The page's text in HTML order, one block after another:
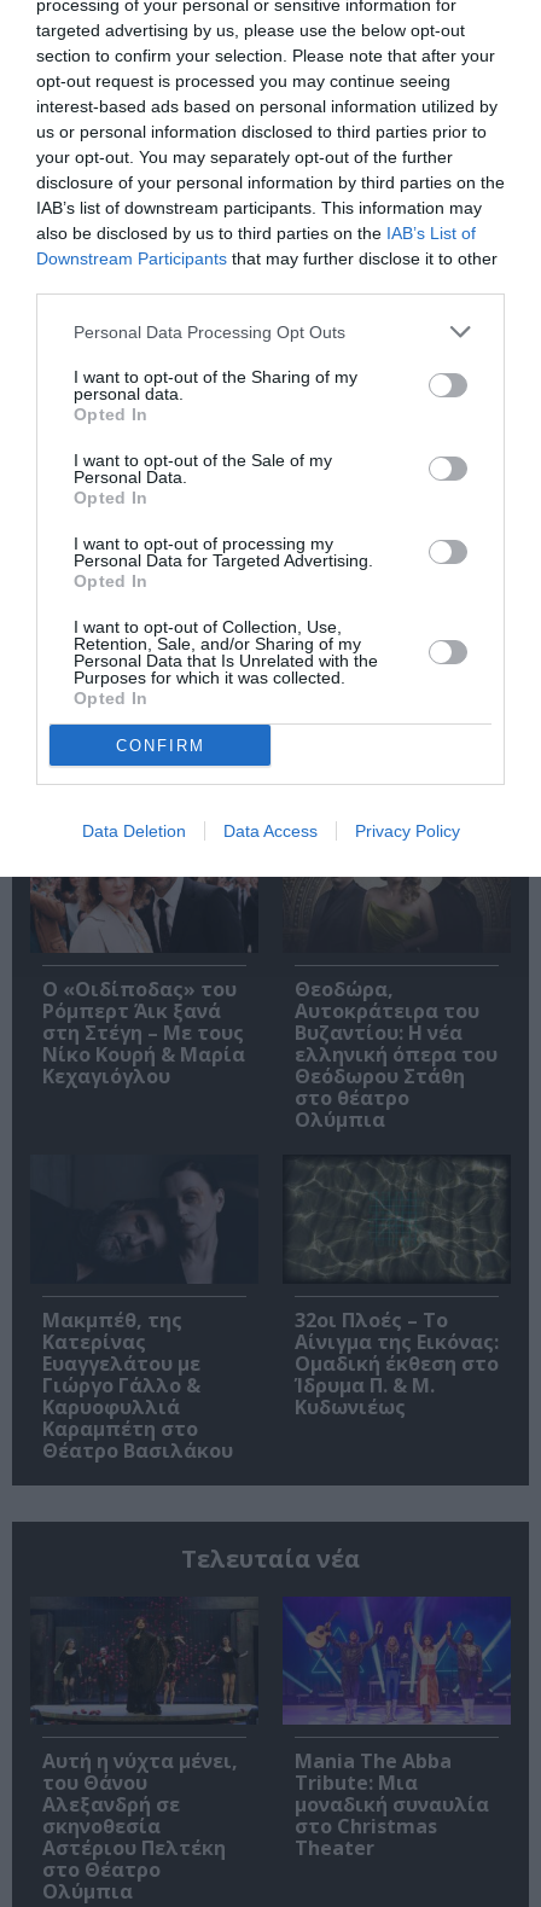
processing of your personal or sensitive information for
targeted advertising by us, please use the below opt-out
section to confirm your selection. Please note that after your
opt-out request is processed you may continue seeing
interest-based ads based on personal information utilized by
us or personal information disclosed to third parties prior to
your opt-out. You may separately opt-out of the further
disclosure of your personal information by third parties on the
IAB’s list of downstream participants. This information may
also be disclosed by us to third parties on the IAB’s List of
Downstream Participants that may further disclose it to other
Personal Data Processing Opt Outs
I want to opt-out of the Sharing of my
personal data.
Opted In
I want to opt-out of the Sale of my
Personal Data.
Opted In
I want to opt-out of processing my
Personal Data for Targeted Advertising.
Opted In
I want to opt-out of Collection, Use,
Retention, Sale, and/or Sharing of my
Personal Data that Is Unrelated with the
Purposes for which it was collected.
Opted In
CONFIRM
Data Deletion Data Access Privacy Policy
Σχετικά Άρθρα
τις υποψηφιότητες
για το Βραβείο
Booker 2026
2026 στο Ναύπλιο
«Παρεμποδίζοντας
την αποστασία,
Ιουλιανά 1965»:
βιβλίου στο
Μεταξουργείο
Σπύρος Κακατσάκης
– Ανακρίνοντας το
βιβλίου στα Public
Συντάγματος
Δημοφιλή Άρθρα
O «Οιδίποδας» του
Ρόμπερτ Άικ ξανά
στη Στέγη – Με τους
Νίκο Κουρή & Μαρία
Κεχαγιόγλου
Θεοδώρα,
Αυτοκράτειρα του
Βυζαντίου: Η νέα
ελληνική όπερα του
Θεόδωρου Στάθη
στο θέατρο
Ολύμπια
Μακμπέθ, της
Κατερίνας
Ευαγγελάτου με
Γιώργο Γάλλο &
Καρυοφυλλιά
Καραμπέτη στο
Θέατρο Βασιλάκου
32οι Πλοές – Το
Αίνιγμα της Εικόνας:
Ομαδική έκθεση στο
Ίδρυμα Π. & Μ.
Κυδωνιέως
Τελευταία νέα
Αυτή η νύχτα μένει,
του Θάνου
Αλεξανδρή σε
σκηνοθεσία
Αστέριου Πελτέκη
στο Θέατρο
Ολύμπια
Mania The Abba
Tribute: Μια
μοναδική συναυλία
στο Christmas
Theater